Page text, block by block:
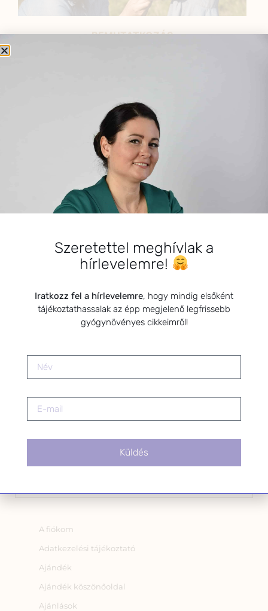
BEMUTATKOZÁS
alkalmazásának oktatása, a gyermekek, a nők és a
férfiak egészségének megőrzése és helyreállítása.
HÍRLEVÉL
HÍRLEVÉL FELIRATKOZÁS
az alábbi nyilatkozatot:
Hozzájárulok, hogy az
Adatkezelési tájékoztatóban
hírleveleket küldjön nekem.
A hírlevélről bármikor
A fiókom
Adatkezelési tájékoztató
Ajándék
Ajándék köszönőoldal
Ajánlások
Szeretettel meghívlak a
hírlevelemre!
Iratkozz fel a hírlevelemre, hogy mindig elsőként
tájékoztathassalak az épp megjelenő legfrissebb
gyógynövényes cikkeimről!
Küldés